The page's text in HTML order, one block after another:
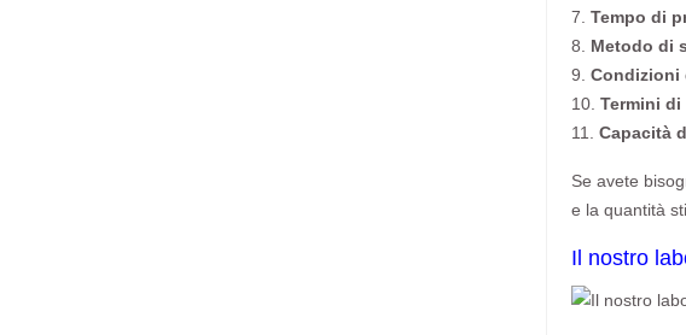
7. Tempo di
8. Metodo di
9. Condizioni
10. Termini di
11. Capacità
Se avete
e la quantità
Il nostro